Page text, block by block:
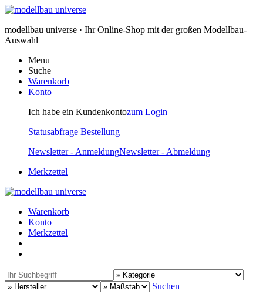
modellbau universe · Ihr Online-Shop mit der großen Modellbau-
Auswahl
Menu
Suche
Warenkorb
Konto
Ich habe ein Kundenkontozum Login
Statusabfrage Bestellung
Newsletter - AnmeldungNewsletter - Abmeldung
Merkzettel
Warenkorb
Konto
Merkzettel
Suchen